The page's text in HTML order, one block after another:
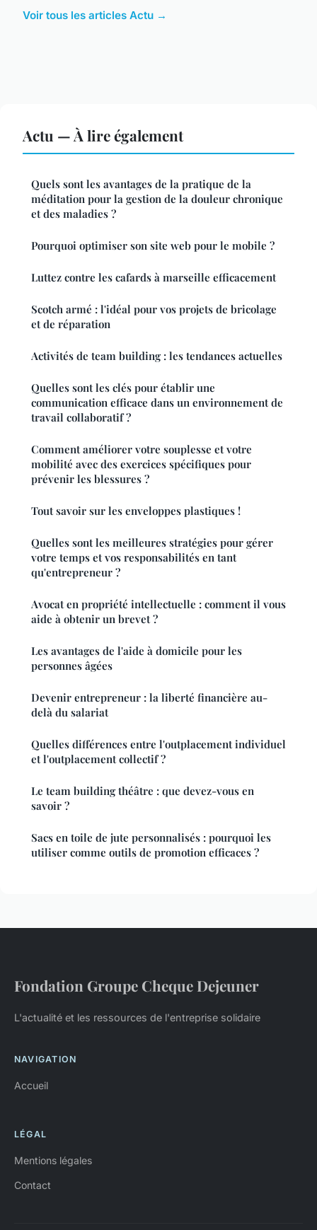
Voir tous les articles Actu →
Actu — À lire également
Quels sont les avantages de la pratique de la
méditation pour la gestion de la douleur chronique
et des maladies ?
Pourquoi optimiser son site web pour le mobile ?
Luttez contre les cafards à marseille efficacement
Scotch armé : l'idéal pour vos projets de bricolage
et de réparation
Activités de team building : les tendances actuelles
Quelles sont les clés pour établir une
communication efficace dans un environnement de
travail collaboratif ?
Comment améliorer votre souplesse et votre
mobilité avec des exercices spécifiques pour
prévenir les blessures ?
Tout savoir sur les enveloppes plastiques !
Quelles sont les meilleures stratégies pour gérer
votre temps et vos responsabilités en tant
qu'entrepreneur ?
Avocat en propriété intellectuelle : comment il vous
aide à obtenir un brevet ?
Les avantages de l'aide à domicile pour les
personnes âgées
Devenir entrepreneur : la liberté financière au-
delà du salariat
Quelles différences entre l'outplacement individuel
et l'outplacement collectif ?
Le team building théâtre : que devez-vous en
savoir ?
Sacs en toile de jute personnalisés : pourquoi les
utiliser comme outils de promotion efficaces ?
Fondation Groupe Cheque Dejeuner
L'actualité et les ressources de l'entreprise solidaire
NAVIGATION
Accueil
LÉGAL
Mentions légales
Contact